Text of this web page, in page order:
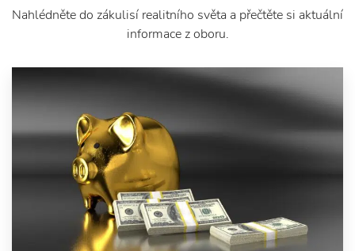
Nahlédněte do zákulisí realitního světa a přečtěte si aktuální
informace z oboru.